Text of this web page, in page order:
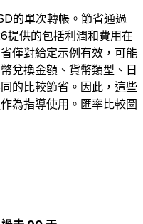
的單次轉帳。節省通過
提供的包括利潤和費用在
僅對給定示例有效，可能
兌換金額、貨幣類型、日
的比較節省。因此，這些
為指導使用。匯率比較圖